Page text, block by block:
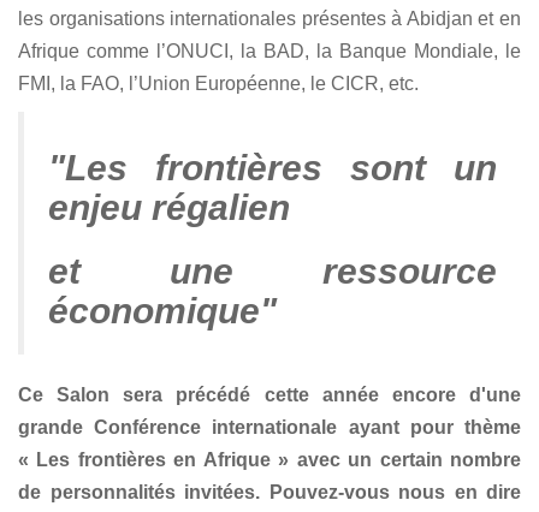
les organisations internationales présentes à Abidjan et en
Afrique comme l’ONUCI, la BAD, la Banque Mondiale, le
FMI, la FAO, l’Union Européenne, le CICR, etc.
"Les frontières sont un
enjeu régalien
et une ressource
économique"
Ce Salon sera précédé cette année encore d'une
grande Conférence internationale ayant pour thème
« Les frontières en Afrique » avec un certain nombre
de personnalités invitées. Pouvez-vous nous en dire